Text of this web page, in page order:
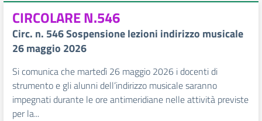
CIRCOLARE N.546
Circ. n. 546 Sospensione lezioni indirizzo musicale
26 maggio 2026
Si comunica che martedì 26 maggio 2026 i docenti di
strumento e gli alunni dell’indirizzo musicale saranno
impegnati durante le ore antimeridiane nelle attività previste
per la...